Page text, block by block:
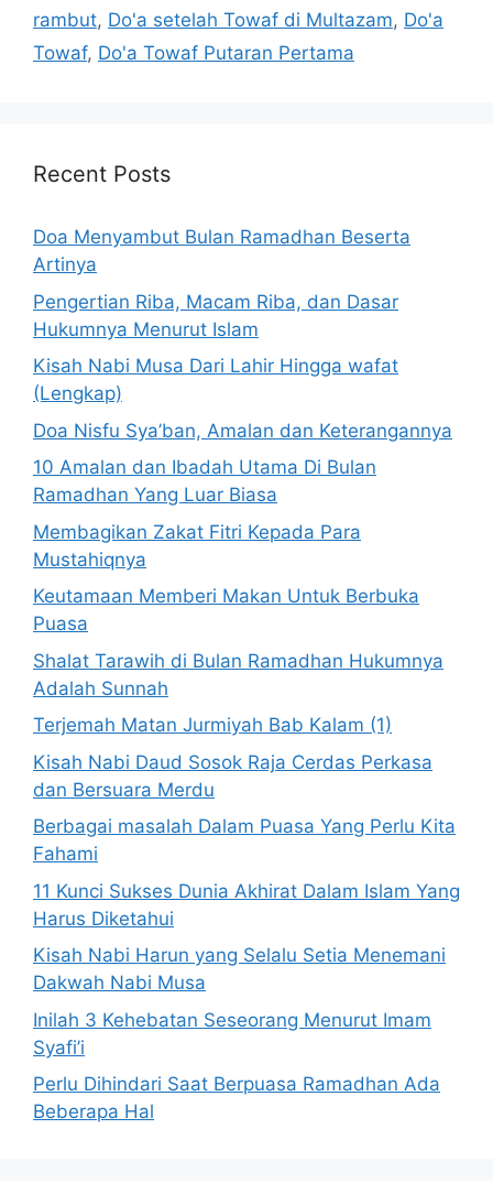
rambut, Do'a setelah Towaf di Multazam, Do'a
Towaf, Do'a Towaf Putaran Pertama
Recent Posts
Doa Menyambut Bulan Ramadhan Beserta
Artinya
Pengertian Riba, Macam Riba, dan Dasar
Hukumnya Menurut Islam
Kisah Nabi Musa Dari Lahir Hingga wafat
(Lengkap)
Doa Nisfu Sya’ban, Amalan dan Keterangannya
10 Amalan dan Ibadah Utama Di Bulan
Ramadhan Yang Luar Biasa
Membagikan Zakat Fitri Kepada Para
Mustahiqnya
Keutamaan Memberi Makan Untuk Berbuka
Puasa
Shalat Tarawih di Bulan Ramadhan Hukumnya
Adalah Sunnah
Terjemah Matan Jurmiyah Bab Kalam (1)
Kisah Nabi Daud Sosok Raja Cerdas Perkasa
dan Bersuara Merdu
Berbagai masalah Dalam Puasa Yang Perlu Kita
Fahami
11 Kunci Sukses Dunia Akhirat Dalam Islam Yang
Harus Diketahui
Kisah Nabi Harun yang Selalu Setia Menemani
Dakwah Nabi Musa
Inilah 3 Kehebatan Seseorang Menurut Imam
Syafi’i
Perlu Dihindari Saat Berpuasa Ramadhan Ada
Beberapa Hal